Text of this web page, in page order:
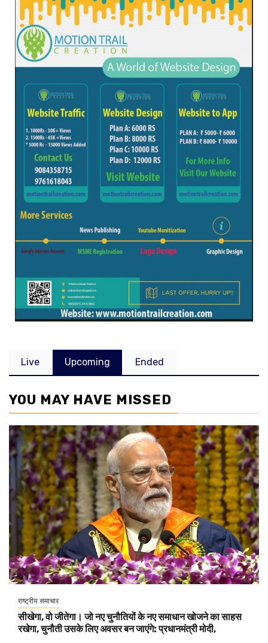
Live Upcoming Ended
YOU MAY HAVE MISSED
राष्ट्रीय समाचार
सीखेगा, वो जीतेगा। जो नए चुनौतियों के नए समाधान खोजने का साहस
रखेगा, चुनौती उसके लिए अवसर बन जाएंगे: प्रधानमंत्री मोदी,